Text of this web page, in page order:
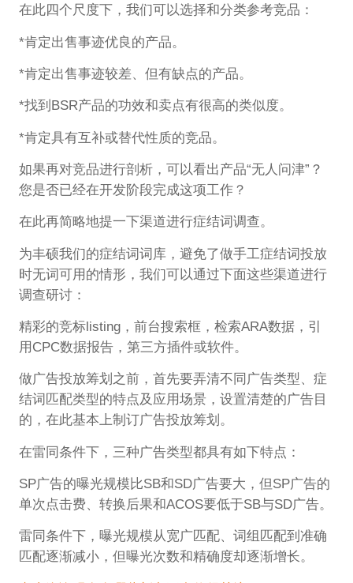
在此四个尺度下，我们可以选择和分类参考竞品：
*肯定出售事迹优良的产品。
*肯定出售事迹较差、但有缺点的产品。
*找到BSR产品的功效和卖点有很高的类似度。
*肯定具有互补或替代性质的竞品。
如果再对竞品进行剖析，可以看出产品“无人问津”？
您是否已经在开发阶段完成这项工作？
在此再简略地提一下渠道进行症结词调查。
为丰硕我们的症结词词库，避免了做手工症结词投放
时无词可用的情形，我们可以通过下面这些渠道进行
调查研讨：
精彩的竞标listing，前台搜索框，检索ARA数据，引
用CPC数据报告，第三方插件或软件。
做广告投放筹划之前，首先要弄清不同广告类型、症
结词匹配类型的特点及应用场景，设置清楚的广告目
的，在此基本上制订广告投放筹划。
在雷同条件下，三种广告类型都具有如下特点：
SP广告的曝光规模比SB和SD广告要大，但SP广告的
单次点击费、转换后果和ACOS要低于SB与SD广告。
雷同条件下，曝光规模从宽广匹配、词组匹配到准确
匹配逐渐减小，但曝光次数和精确度却逐渐增长。